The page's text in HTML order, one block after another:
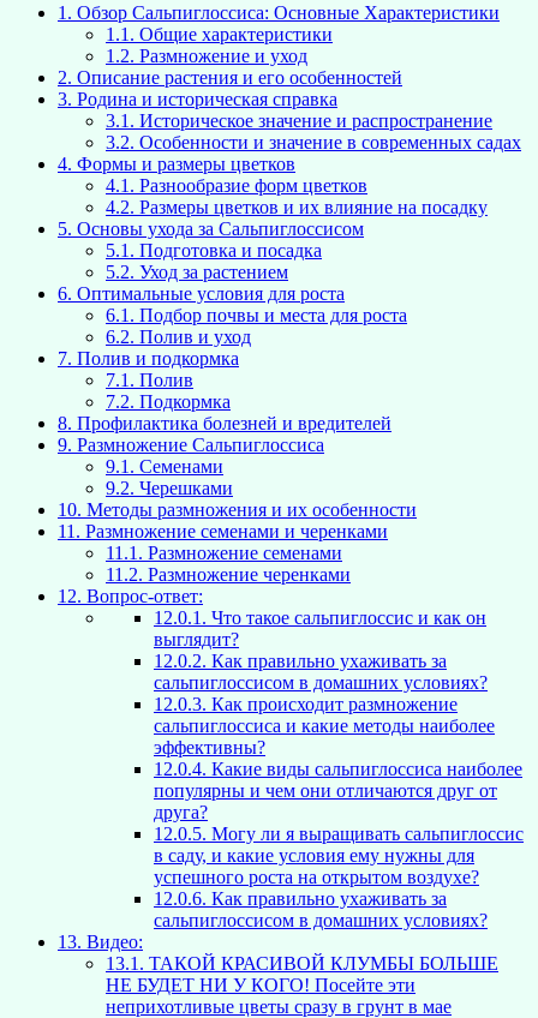
1. Обзор Сальпиглоссиса: Основные Характеристики
1.1. Общие характеристики
1.2. Размножение и уход
2. Описание растения и его особенностей
3. Родина и историческая справка
3.1. Историческое значение и распространение
3.2. Особенности и значение в современных садах
4. Формы и размеры цветков
4.1. Разнообразие форм цветков
4.2. Размеры цветков и их влияние на посадку
5. Основы ухода за Сальпиглоссисом
5.1. Подготовка и посадка
5.2. Уход за растением
6. Оптимальные условия для роста
6.1. Подбор почвы и места для роста
6.2. Полив и уход
7. Полив и подкормка
7.1. Полив
7.2. Подкормка
8. Профилактика болезней и вредителей
9. Размножение Сальпиглоссиса
9.1. Семенами
9.2. Черешками
10. Методы размножения и их особенности
11. Размножение семенами и черенками
11.1. Размножение семенами
11.2. Размножение черенками
12. Вопрос-ответ:
12.0.1. Что такое сальпиглоссис и как он
выглядит?
12.0.2. Как правильно ухаживать за
сальпиглоссисом в домашних условиях?
12.0.3. Как происходит размножение
сальпиглоссиса и какие методы наиболее
эффективны?
12.0.4. Какие виды сальпиглоссиса наиболее
популярны и чем они отличаются друг от
друга?
12.0.5. Могу ли я выращивать сальпиглоссис
в саду, и какие условия ему нужны для
успешного роста на открытом воздухе?
12.0.6. Как правильно ухаживать за
сальпиглоссисом в домашних условиях?
13. Видео:
13.1. ТАКОЙ КРАСИВОЙ КЛУМБЫ БОЛЬШЕ
НЕ БУДЕТ НИ У КОГО! Посейте эти
неприхотливые цветы сразу в грунт в мае